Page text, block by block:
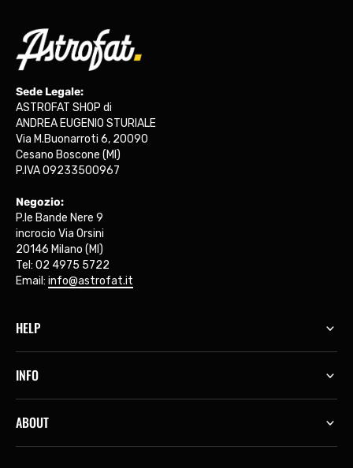
Sede Legale:
ASTROFAT SHOP di
ANDREA EUGENIO STURIALE
Via M.Buonarroti 6, 20090
Cesano Boscone (MI)
P.IVA 09233500967
Negozio:
P.le Bande Nere 9
incrocio Via Orsini
20146 Milano (MI)
Tel: 02 4975 5722
Email: info@astrofat.it
HELP
INFO
ABOUT